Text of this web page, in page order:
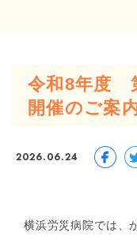
令和8年度
開催のご案
2026.06.24
横浜労災病院では、